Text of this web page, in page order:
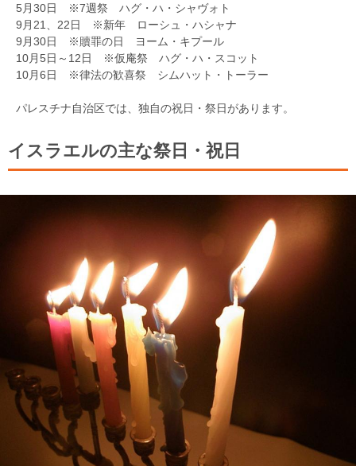
5月30日 ※7週祭 ハグ・ハ・シャヴォト
9月21、22日 ※新年 ローシュ・ハシャナ
9月30日 ※贖罪の日 ヨーム・キプール
10月5日～12日 ※仮庵祭 ハグ・ハ・スコット
10月6日 ※律法の歓喜祭 シムハット・トーラー
パレスチナ自治区では、独自の祝日・祭日があります。
イスラエルの主な祭日・祝日